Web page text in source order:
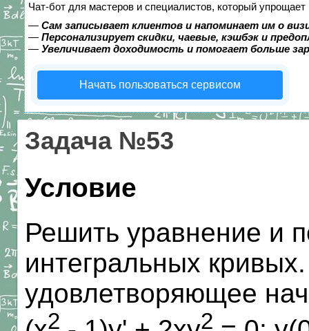
Чат-бот для мастеров и специалистов, который упрощает
— Сам записывает клиентов и напоминает им о
— Персонализирует скидки, чаевые, кэшбэк и
— Увеличивает доходимость и помогает больше
Начать пользоваться сервисом
Задача №53
Условие
Решить уравнение и
интегральных
удовлетворяющее
2 2